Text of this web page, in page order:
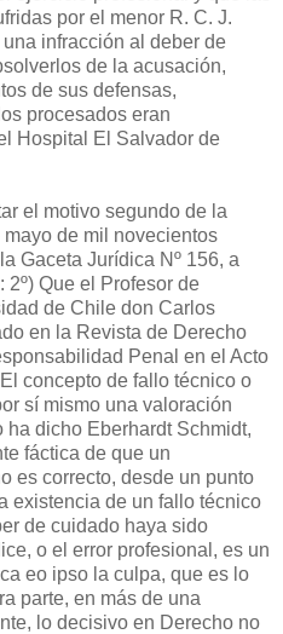
por el menor R. C. J.
infracción al deber de
de la acusación,
de sus defensas,
procesados eran
Hospital El Salvador de
el motivo segundo de la
de mil novecientos
Gaceta Jurídica Nº 156, a
Que el Profesor de
de Chile don Carlos
en la Revista de Derecho
Penal en el Acto
concepto de fallo técnico o
sí mismo una valoración
dicho Eberhardt Schmidt,
fáctica de que un
es correcto, desde un punto
existencia de un fallo técnico
de cuidado haya sido
o el error profesional, es un
eo ipso la culpa, que es lo
parte, en más de una
lo decisivo en Derecho no